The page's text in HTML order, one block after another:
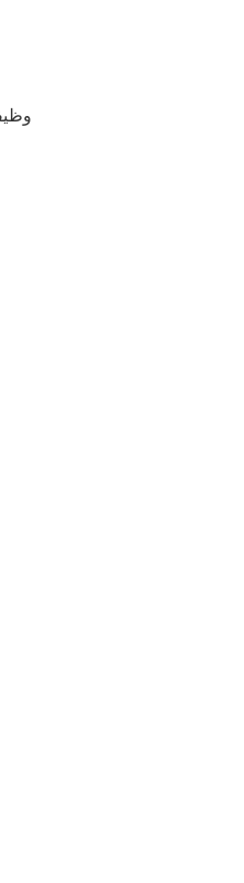
وظیفه: